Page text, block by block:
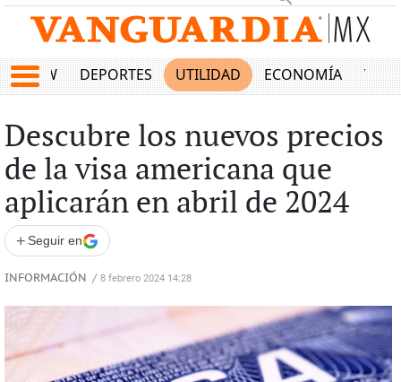
SHOW DEPORTES UTILIDAD ECONOMÍA VIDA
Descubre los nuevos precios
de la visa americana que
aplicarán en abril de 2024
+ Seguir en
INFORMACIÓN / 8 febrero 2024 14:28